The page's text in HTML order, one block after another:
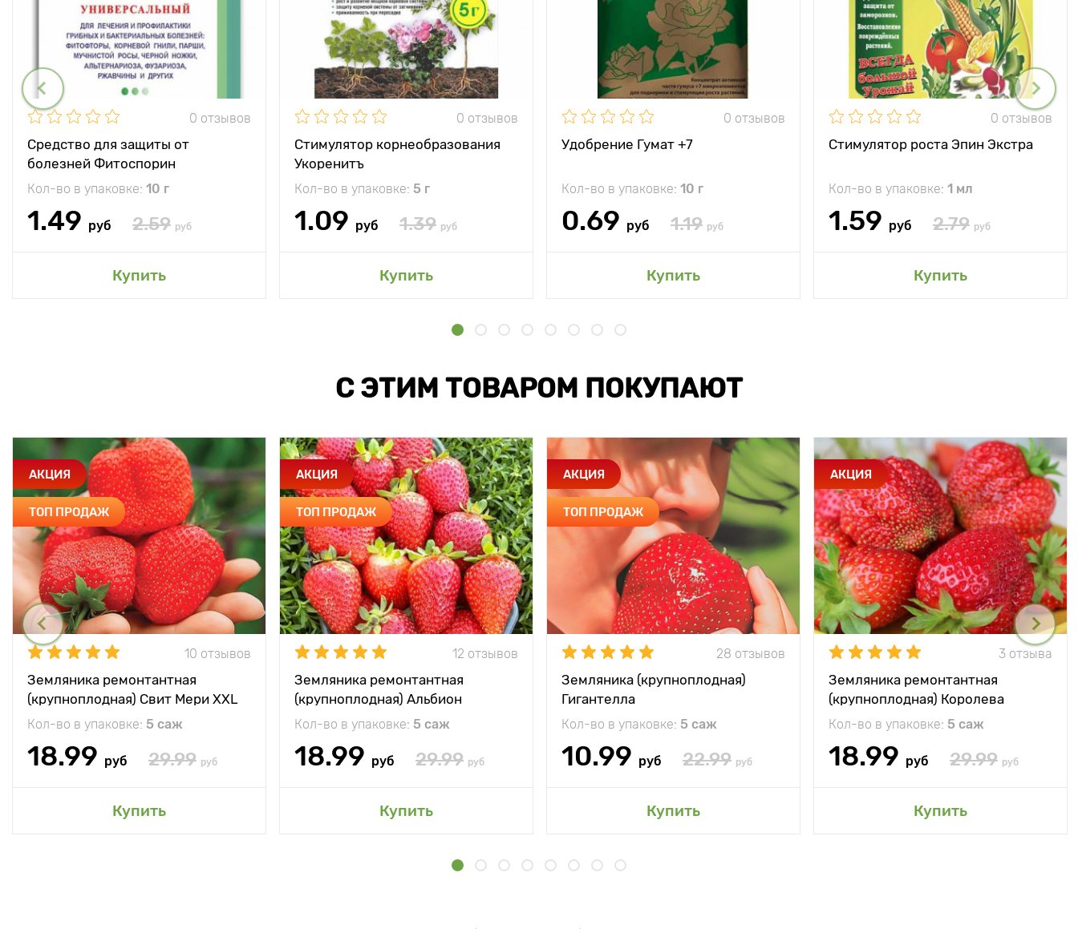
0 отзывов
Средство для защиты от
болезней Фитоспорин
Кол-во в упаковке: 10 г
1.49 руб 2.59 руб
Купить
0 отзывов
Стимулятор корнеобразования
Укоренитъ
Кол-во в упаковке: 5 г
1.09 руб 1.39 руб
Купить
0 отзывов
Удобрение Гумат +7
Кол-во в упаковке: 10 г
0.69 руб 1.19 руб
Купить
0 отзывов
Стимулятор роста Эпин Экстра
Кол-во в упаковке: 1 мл
1.59 руб 2.79 руб
Купить
С ЭТИМ ТОВАРОМ ПОКУПАЮТ
АКЦИЯ
ТОП ПРОДАЖ
10 отзывов
Земляника ремонтантная
(крупноплодная) Свит Мери XXL
Кол-во в упаковке: 5 саж
18.99 руб 29.99 руб
Купить
АКЦИЯ
ТОП ПРОДАЖ
12 отзывов
Земляника ремонтантная
(крупноплодная) Альбион
Кол-во в упаковке: 5 саж
18.99 руб 29.99 руб
Купить
АКЦИЯ
ТОП ПРОДАЖ
28 отзывов
Земляника (крупноплодная)
Гигантелла
Кол-во в упаковке: 5 саж
10.99 руб 22.99 руб
Купить
АКЦИЯ
3 отзыва
Земляника ремонтантная
(крупноплодная) Королева
Елизавета
Кол-во в упаковке: 5 саж
18.99 руб 29.99 руб
Купить